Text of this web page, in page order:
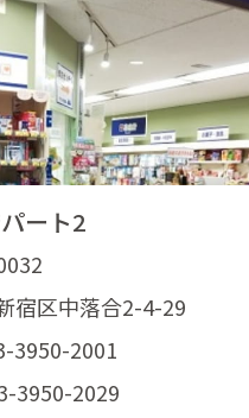
ート2
宿区中落合2-4-29
3950-2001
3950-2029